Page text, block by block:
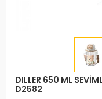
DILLER 650 ML
D2582